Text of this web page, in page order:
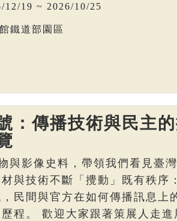
12/19 ~ 2026/10/25
鐵道部園區
：傳播技術與民主
與影像史料，帶領我們看見臺
與技術不斷「攪動」既有秩序
民間與官方在如何傳播訊息上
程。 歡迎大家跟著策展人走